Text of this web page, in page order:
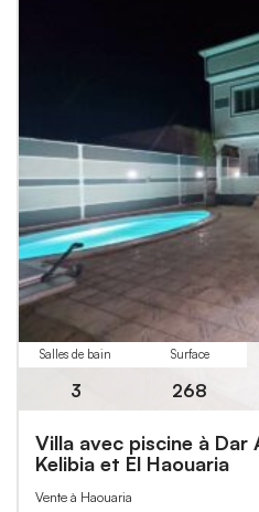
Salles de bain
3
Surface
268
Villa avec piscine à Dar
Kelibia et El Haouaria
Vente à Haouaria